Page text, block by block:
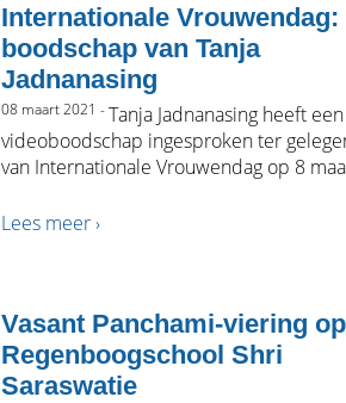
Internationale Vrouwendag:
boodschap van Tanja
Jadnanasing
08 maart 2021 -Tanja Jadnanasing heeft een
videoboodschap ingesproken ter
van Internationale Vrouwendag op 8
Lees meer ›
Vasant Panchami-viering
Regenboogschool Shri
Saraswatie